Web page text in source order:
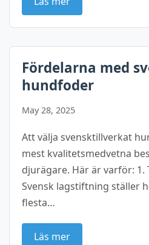
Fördelarna med
hundfoder
May 28, 2025
Att välja svensktillverkat
mest kvalitetsmedvetna
djurägare. Här är varför: 1.
Svensk lagstiftning ställer
flesta…
Läs mer